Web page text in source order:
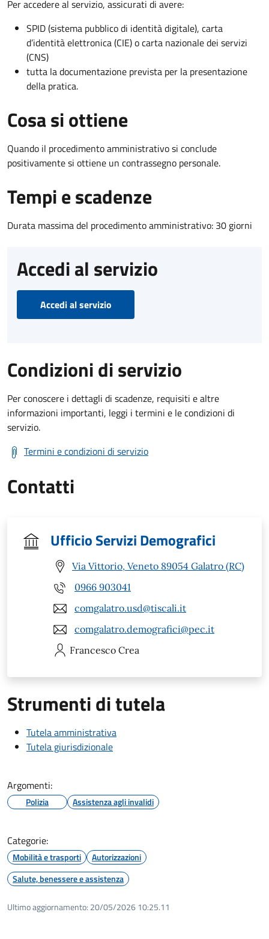
Per accedere al servizio, assicurati di avere:
SPID (sistema pubblico di identità digitale), carta
d’identità elettronica (CIE) o carta nazionale dei servizi
(CNS)
tutta la documentazione prevista per la presentazione
della pratica.
Cosa si ottiene
Quando il procedimento amministrativo si conclude
positivamente si ottiene un contrassegno personale.
Tempi e scadenze
Durata massima del procedimento amministrativo: 30 giorni
Accedi al servizio
Accedi al servizio
Condizioni di servizio
Per conoscere i dettagli di scadenze, requisiti e altre
informazioni importanti, leggi i termini e le condizioni di
servizio.
Termini e condizioni di servizio
Contatti
Ufficio Servizi Demografici
Via Vittorio, Veneto 89054 Galatro (RC)
0966 903041
comgalatro.usd@tiscali.it
comgalatro.demografici@pec.it
Francesco Crea
Strumenti di tutela
Tutela amministrativa
Tutela giurisdizionale
Argomenti:
Polizia Assistenza agli invalidi
Categorie:
Mobilità e trasporti
Autorizzazioni
Salute, benessere e assistenza
Ultimo aggiornamento: 20/05/2026 10:25.11